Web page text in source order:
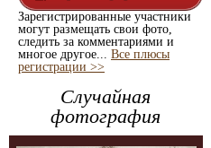
Зарегистрированные участники
могут размещать свои фото,
следить за комментариями и
многое другое... Все плюсы
регистрации >>
Случайная
фотография